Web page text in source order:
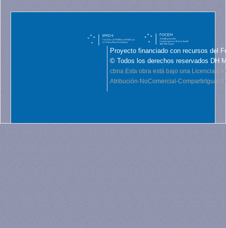
Proyecto financiado con recursos del
© Todos los derechos reservados DH
cbna Esta obra está bajo una Licencia
Atribución-NoComercial-CompartirIgual